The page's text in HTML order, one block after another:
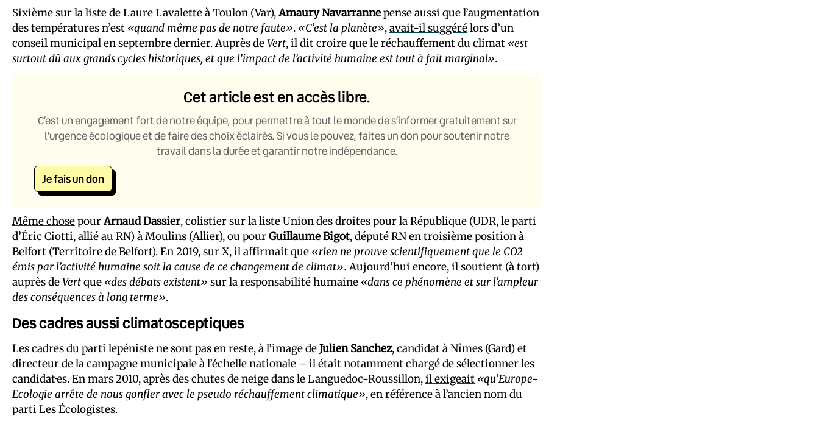
Sixième sur la liste de Laure Lavalette à Toulon (Var),Amaury Navarrannepense aussi que l’augmentation
des températures n’est «quand même pas de notre faute». «C’est la planète»,avait-il suggérélors d’un
conseil municipal en septembre dernier. Auprès deVert, il dit croire que le réchauffement du climat «est
surtout dû aux grands cycles historiques, et que l’impact de l’activité humaine est tout à fait marginal».
Cet article est en accès libre.
C’est un engagement fort de notre équipe, pour permettre à tout le monde de s’informer gratuitement sur
l’urgence écologique et de faire des choix éclairés. Si vous le pouvez, faites un don pour soutenir notre
travail dans la durée et garantir notre indépendance.
Je fais un don
Même chosepourArnaud Dassier, colistier sur la liste Union des droites pour la République (UDR, le parti
d’Éric Ciotti, allié au RN) à Moulins (Allier), ou pourGuillaume Bigot, député RN en troisième position à
Belfort (Territoire de Belfort). En 2019, sur X, il affirmait que «rien ne prouve scientifiquement que le CO2
émis par l’activité humaine soit la cause de ce changement de climat».Aujourd’hui encore, il soutient (à tort)
auprès deVertque «des débats existent» sur la responsabilité humaine «dans ce phénomène et sur l’ampleur
des conséquences à long terme».
Des cadres aussi climatosceptiques
Les cadres du parti lepéniste ne sont pas en reste, à l’image deJulien Sanchez, candidat à Nîmes (Gard) et
directeur de la campagne municipale à l’échelle nationale – il était notamment chargé de sélectionner les
candidat·es. En mars 2010, après des chutes de neige dans le Languedoc-Roussillon,il exigeait «qu’Europe-
Ecologie arrête de nous gonfler avec le pseudo réchauffement climatique», en référence à l’ancien nom du
parti Les Écologistes.